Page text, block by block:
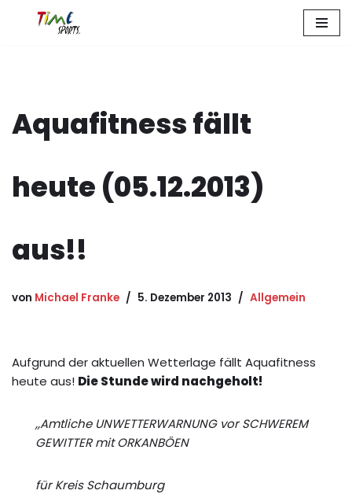
Aquafitness fällt
heute (05.12.2013)
aus!!
von Michael Franke 5. Dezember 2013 Allgemein
Aufgrund der aktuellen Wetterlage fällt Aquafitness
heute aus! Die Stunde wird nachgeholt!
,,Amtliche UNWETTERWARNUNG vor SCHWEREM
GEWITTER mit ORKANBÖEN
für Kreis Schaumburg